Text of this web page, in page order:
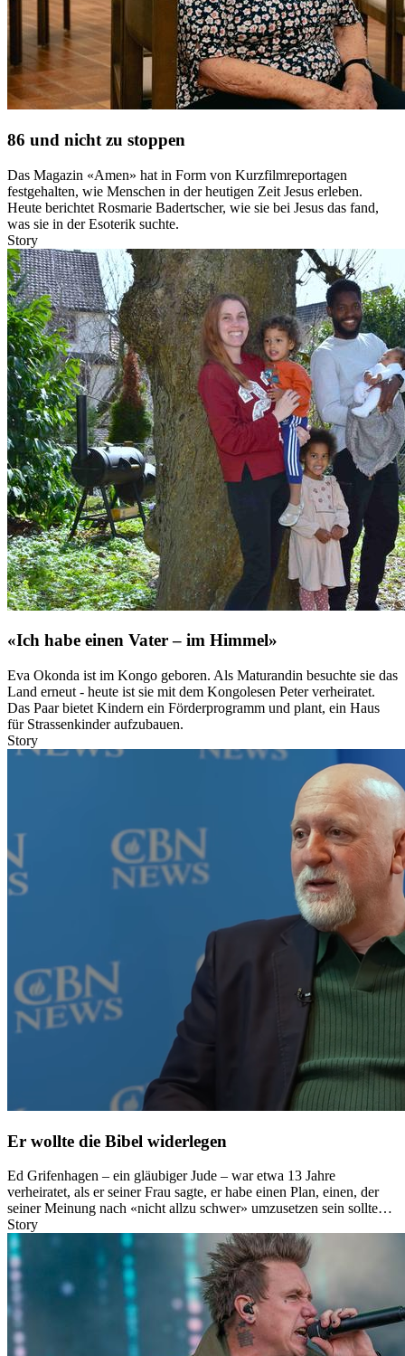
86 und nicht zu stoppen
Das Magazin «Amen» hat in Form von Kurzfilmreportagen
festgehalten, wie Menschen in der heutigen Zeit Jesus erleben.
Heute berichtet Rosmarie Badertscher, wie sie bei Jesus das fand,
was sie in der Esoterik suchte.
Story
«Ich habe einen Vater – im Himmel»
Eva Okonda ist im Kongo geboren. Als Maturandin besuchte sie das
Land erneut - heute ist sie mit dem Kongolesen Peter verheiratet.
Das Paar bietet Kindern ein Förderprogramm und plant, ein Haus
für Strassenkinder aufzubauen.
Story
Er wollte die Bibel widerlegen
Ed Grifenhagen – ein gläubiger Jude – war etwa 13 Jahre
verheiratet, als er seiner Frau sagte, er habe einen Plan, einen, der
seiner Meinung nach «nicht allzu schwer» umzusetzen sein sollte…
Story